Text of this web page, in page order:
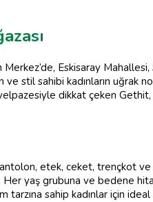
Eskisaray Mahallesi,
stil sahibi kadınların uğrak
dikkat çeken Gethit,
etek, ceket, trençkot ve
yaş grubuna ve bedene
sahip kadınlar için ideal